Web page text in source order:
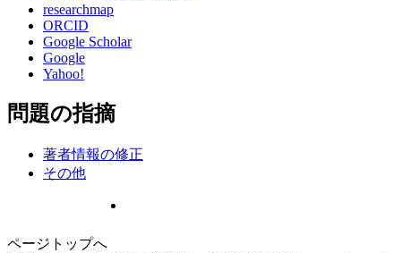
researchmap
ORCID
Google Scholar
Google
Yahoo!
問題の指摘
著者情報の修正
その他
ページトップへ